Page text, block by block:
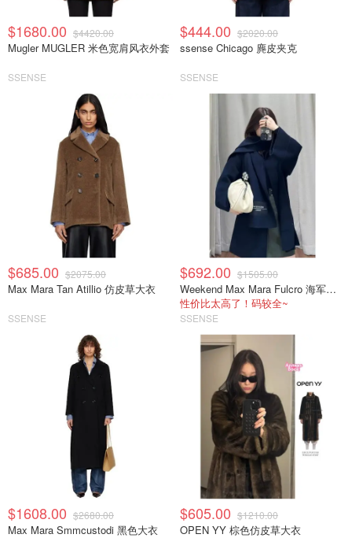
$1680.00 $4420.00
Mugler MUGLER 米色宽肩风衣外套
SSENSE
$444.00 $2020.00
ssense Chicago 麂皮夹克
SSENSE
$685.00 $2075.00
Max Mara Tan Atillio 仿皮草大衣
SSENSE
$692.00 $1505.00
Weekend Max Mara Fulcro 海军蓝围巾外套
性价比太高了！码较全~
SSENSE
$1608.00 $2680.00
Max Mara Smmcustodi 黑色大衣
$605.00 $1210.00
OPEN YY 棕色仿皮草大衣